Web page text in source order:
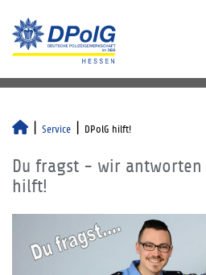
Service DPolG hilft!
Du fragst - wir antworten
hilft!